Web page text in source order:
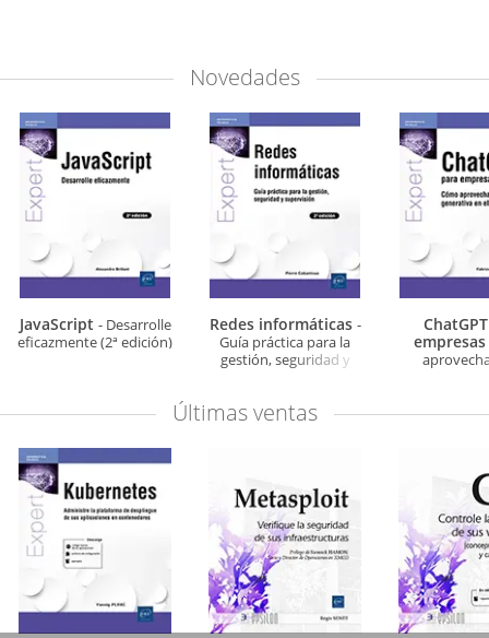
Novedades
JavaScript - Desarrolle
eficazmente (2ª edición)
Redes informáticas -
Guía práctica para la
gestión, seguridad y
empresas
Últimas ventas